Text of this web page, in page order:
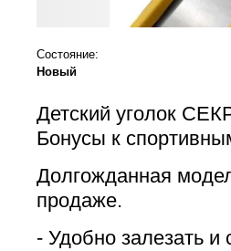
Состояние:
Новый
Детский уголок
Бонусы к
Долгожданная
продаже.
- Удобно залезать и